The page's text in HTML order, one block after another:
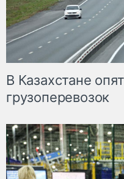
В Казахстане
грузоперевозок